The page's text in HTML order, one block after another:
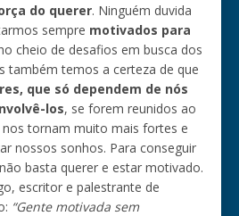
do querer. Ninguém duvida
sempre motivados para
cheio de desafios em busca dos
também temos a certeza de que
que só dependem de nós
los, se forem reunidos ao
tornam muito mais fortes e
nossos sonhos. Para conseguir
basta querer e estar motivado.
escritor e palestrante de
“Gente motivada sem